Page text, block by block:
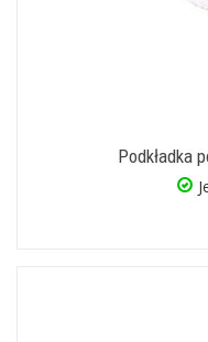
Podkładka